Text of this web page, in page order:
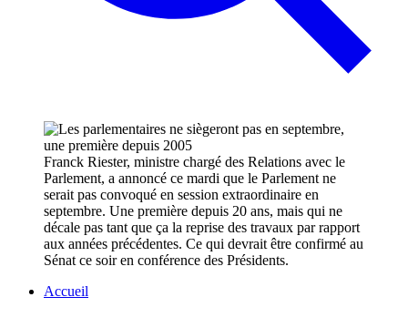
Franck Riester, ministre chargé des Relations avec le
Parlement, a annoncé ce mardi que le Parlement ne
serait pas convoqué en session extraordinaire en
septembre. Une première depuis 20 ans, mais qui ne
décale pas tant que ça la reprise des travaux par rapport
aux années précédentes. Ce qui devrait être confirmé au
Sénat ce soir en conférence des Présidents.
Accueil